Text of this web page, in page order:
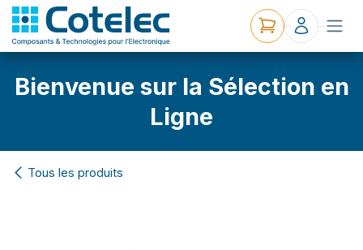
Bienvenue sur la Sélection en
Ligne
Tous les produits